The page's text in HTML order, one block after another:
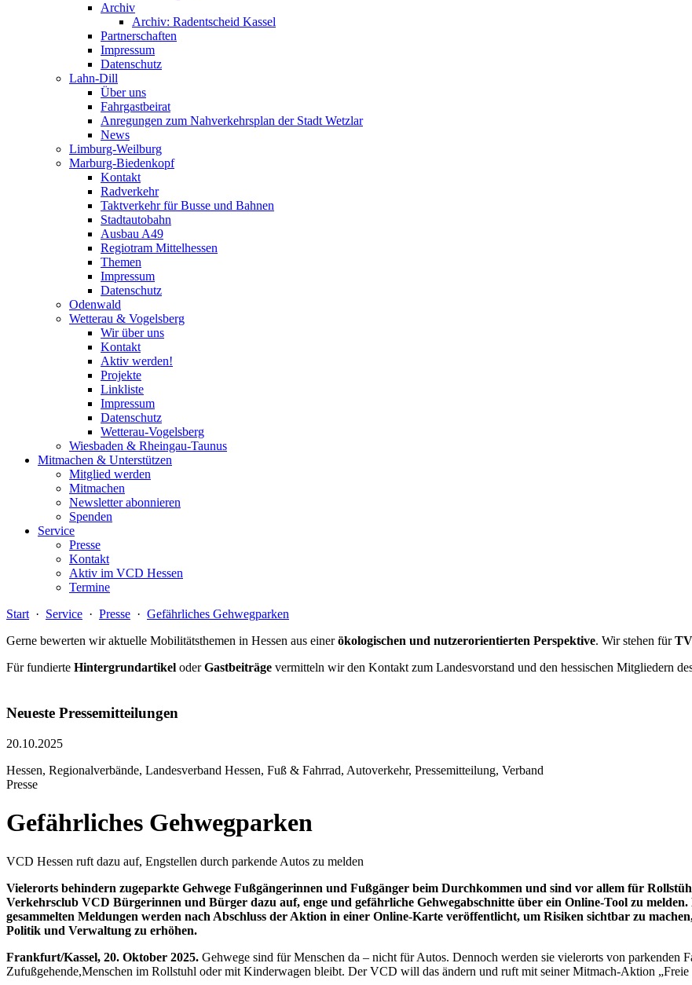
Archiv
Archiv: Radentscheid Kassel
Partnerschaften
Impressum
Datenschutz
Lahn-Dill
Über uns
Fahrgastbeirat
Anregungen zum Nahverkehrsplan der Stadt Wetzlar
News
Limburg-Weilburg
Marburg-Biedenkopf
Kontakt
Radverkehr
Taktverkehr für Busse und Bahnen
Stadtautobahn
Ausbau A49
Regiotram Mittelhessen
Themen
Impressum
Datenschutz
Odenwald
Wetterau & Vogelsberg
Wir über uns
Kontakt
Aktiv werden!
Projekte
Linkliste
Impressum
Datenschutz
Wetterau-Vogelsberg
Wiesbaden & Rheingau-Taunus
Mitmachen & Unterstützen
Mitglied werden
Mitmachen
Newsletter abonnieren
Spenden
Service
Presse
Kontakt
Aktiv im VCD Hessen
Termine
Start · Service · Presse · Gefährliches Gehwegparken
Gerne bewerten wir aktuelle Mobilitätsthemen in Hessen aus einerökologischen und nutzerorientierten Perspektive. Wir stehen für
Für fundierte Hintergrundartikel oderGastbeiträge vermitteln wir den Kontakt zum Landesvorstand und den hessischen Mitgliedern
Neueste Pressemitteilungen
20.10.2025
Hessen, Regionalverbände, Landesverband Hessen, Fuß & Fahrrad, Autoverkehr, Pressemitteilung, Verband
Presse
Gefährliches Gehwegparken
VCD Hessen ruft dazu auf, Engstellen durch parkende Autos zu melden
Vielerorts behindern zugeparkte Gehwege Fußgängerinnen und Fußgänger beim Durchkommen und sind vor allem für
Verkehrsclub VCD Bürgerinnen und Bürger dazu auf, enge und gefährliche Gehwegabschnitte über ein Online-Tool zu
gesammelten Meldungen werden nach Abschluss der Aktion in einer Online-Karte veröffentlicht, um Risiken sichtbar zu
Politik und Verwaltung zu erhöhen.
Frankfurt/Kassel, 20. Oktober 2025. Gehwege sind für Menschen da – nicht für Autos. Dennoch werden sie vielerorts von parkenden
Zufußgehende,Menschen im Rollstuhl oder mit Kinderwagen bleibt. Der VCD will das ändern und ruft mit seiner Mitmach-Aktion „Freie